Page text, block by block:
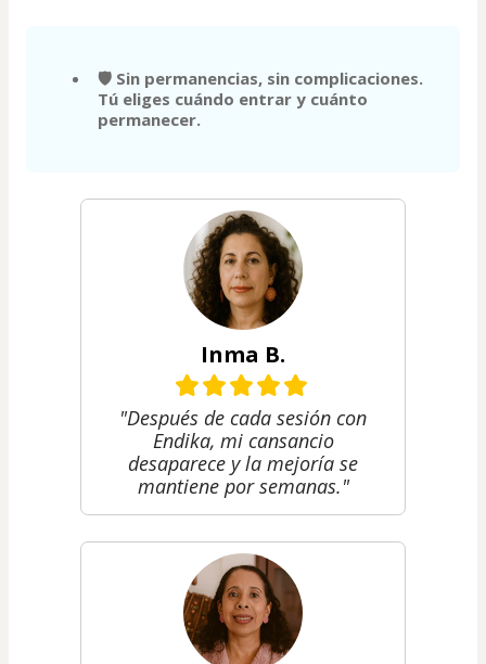
🛡️ Sin permanencias, sin complicaciones.
Tú eliges cuándo entrar y cuánto
permanecer.
Inma B.
"Después de cada sesión con
Endika, mi cansancio
desaparece y la mejoría se
mantiene por semanas."